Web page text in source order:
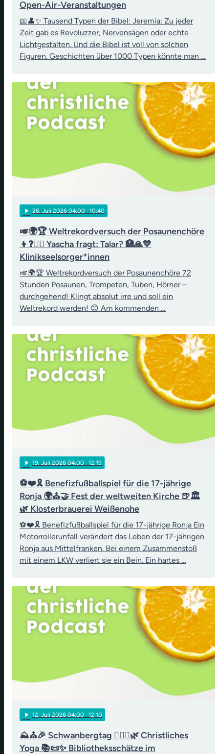
Open-Air-Veranstaltungen
📖👤✨ Tausend Typen der Bibel: Jeremia: Zu jeder
Zeit gab es Revoluzzer, Nervensägen oder echte
Lichtgestalten. Und die Bibel ist voll von solchen
Figuren. Geschichten über 1000 Typen könnte man …
play_arrow 26. Juli 2026 04:00 · 10:40
🎺🌍🏆 Weltrekordversuch der Posaunenchöre
👦❓👨‍⚖️ Yascha fragt: Talar? 🏥🙏💙
Klinikseelsorger*innen
🎺🌍🏆 Weltrekordversuch der Posaunenchöre 72
Stunden Posaunen, Trompeten, Tuben, Hörner –
durchgehend! Klingt absolut irre und soll ein
Weltrekord werden! 😊 Am kommenden …
play_arrow 19. Juli 2026 04:00 · 12:19
⚽❤️🎗️ Benefizfußballspiel für die 17-jährige
Ronja 🌍⛪🤝 Fest der weltweiten Kirche 🍺🏛️
🌿 Klosterbrauerei Weißenohe
⚽❤️🎗️ Benefizfußballspiel für die 17-jährige Ronja Ein
Motorrollerunfall verändert das Leben der 17-jährigen
Ronja aus Mittelfranken. Bei einem Zusammenstoß
mit einem LKW verliert sie ein Bein. Ein hartes …
play_arrow 12. Juli 2026 04:00 · 12:10
⛰️⛪🎉 Schwanbergtag 🧘‍♀️✝️🌿 Christliches
Yoga 📚📜✨ Bibliotheksschätze im